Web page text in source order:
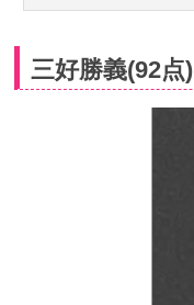
三好勝義(92点)